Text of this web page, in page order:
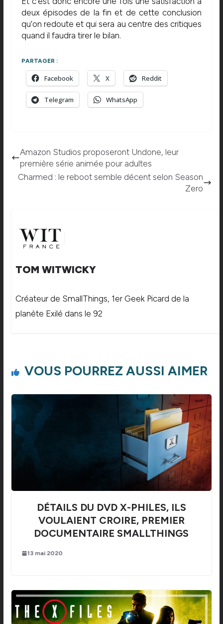
deux épisodes de la fin et de cette conclusion
qu’on redoute et qui sera au centre des critiques
quand il faudra tirer le bilan.
PARTAGER :
Facebook X Reddit
Telegram WhatsApp
Amazon Studios proposeront Undone, leur
première série animée pour adultes
Charmed : le reboot semble décent selon Season
Zero
TOM WITWICKY
Créateur de SmallThings, 1er Geek Picard de la
planète Exilé dans le 92
VOUS POURREZ AUSSI AIMER
DÉTAILS DU DVD X-PHILES, ILS
VOULAIENT CROIRE, PREMIER
DOCUMENTAIRE SMALLTHINGS
13 mai 2020